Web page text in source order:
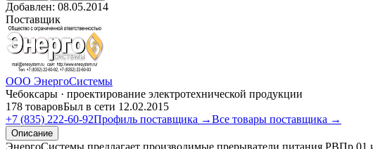
Добавлен: 08.05.2014
Поставщик
ООО ЭнергоСистемы
Чебоксары · проектирование электротехнической продукции
178 товаровБыл в сети 12.02.2015
+7 (835) 222-60-92Профиль поставщика →Все товары поставщика →
Описание